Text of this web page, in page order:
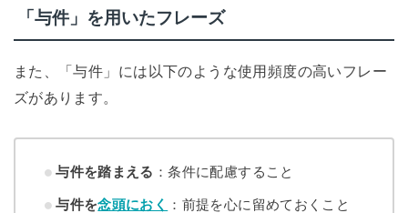
「与件」を用いたフレーズ
また、「与件」には以下のような使用頻度の高いフレー
ズがあります。
与件を踏まえる ：条件に配慮すること
与件を念頭におく ：前提を心に留めておくこと